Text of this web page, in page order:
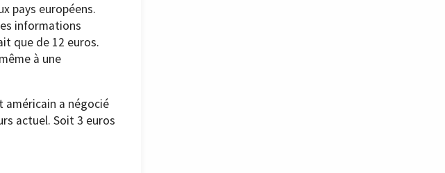
pays européens.
informations
que de 12 euros.
à une
américain a négocié
actuel. Soit 3 euros